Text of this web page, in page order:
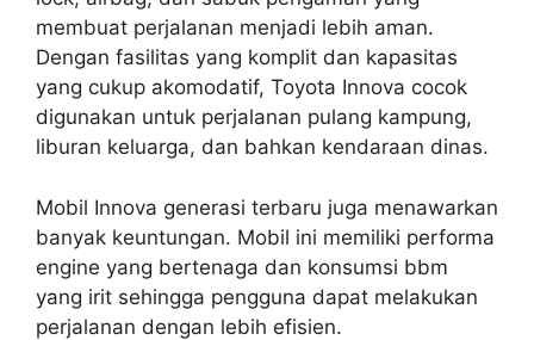
membuat perjalanan menjadi lebih aman.
Dengan fasilitas yang komplit dan kapasitas
yang cukup akomodatif, Toyota Innova cocok
digunakan untuk perjalanan pulang kampung,
liburan keluarga, dan bahkan kendaraan dinas.
Mobil Innova generasi terbaru juga menawarkan
banyak keuntungan. Mobil ini memiliki performa
engine yang bertenaga dan konsumsi bbm
yang irit sehingga pengguna dapat melakukan
perjalanan dengan lebih efisien.